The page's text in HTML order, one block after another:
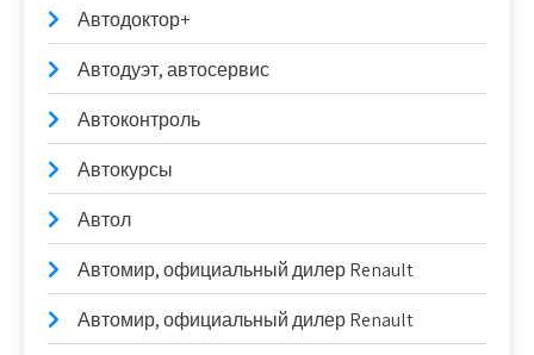
Автодоктор+
Автодуэт, автосервис
Автоконтроль
Автокурсы
Автол
Автомир, официальный дилер Renault
Автомир, официальный дилер Renault